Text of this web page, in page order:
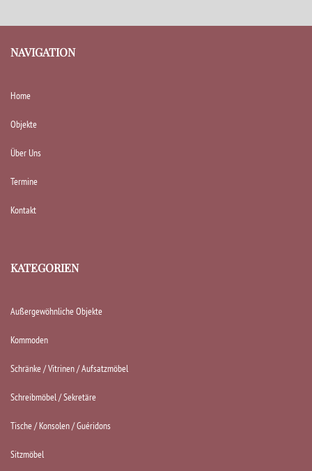
NAVIGATION
Home
Objekte
Über Uns
Termine
Kontakt
KATEGORIEN
Außergewöhnliche Objekte
Kommoden
Schränke / Vitrinen / Aufsatzmöbel
Schreibmöbel / Sekretäre
Tische / Konsolen / Guéridons
Sitzmöbel